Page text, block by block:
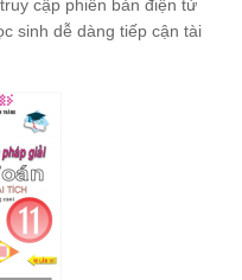
cập phiên bản điện tử
sinh dễ dàng tiếp cận tài